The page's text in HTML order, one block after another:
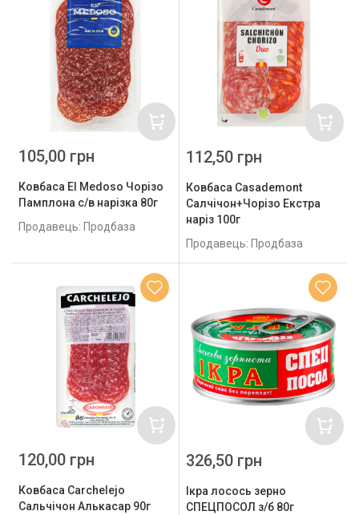
Ковбаса El Medoso Чорізо
Памплона с/в нарізка 80г
Продавець: Продбаза
105,00 грн
Ковбаса Casademont
Салчічон+Чорізо Екстра
наріз 100г
Продавець: Продбаза
112,50 грн
Ковбаса Carchelejo
Сальчічон Алькасар 90г
120,00 грн
Ікра лосось зерно
СПЕЦПОСОЛ з/б 80г
326,50 грн